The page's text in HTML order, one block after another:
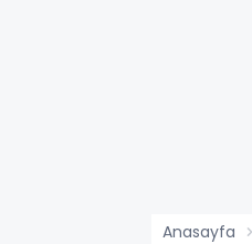
Anasayfa